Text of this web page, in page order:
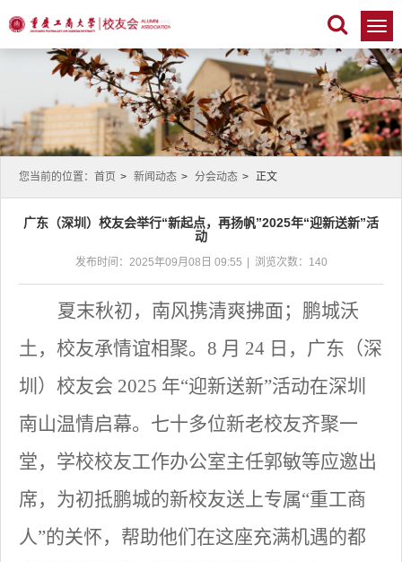
切
换
导
航
您当前的位置： 首页 > 新闻动态 > 分会动态 > 正文
广东（深圳）校友会举行“新起点，再扬帆”2025年“迎新送新”活
动
发布时间：2025年09月08日 09:55 浏览次数： 140
夏末秋初，南风携清爽拂面；鹏城沃
土，校友承情谊相聚。 8 月 24 日，广东（深
圳）校友会 2025 年“迎新送新”活动在深圳
南山温情启幕。七十多位新老校友齐聚一
堂，学校校友工作办公室主任郭敏等应邀出
席，为初抵鹏城的新校友送上专属“重工商
人”的关怀，帮助他们在这座充满机遇的都